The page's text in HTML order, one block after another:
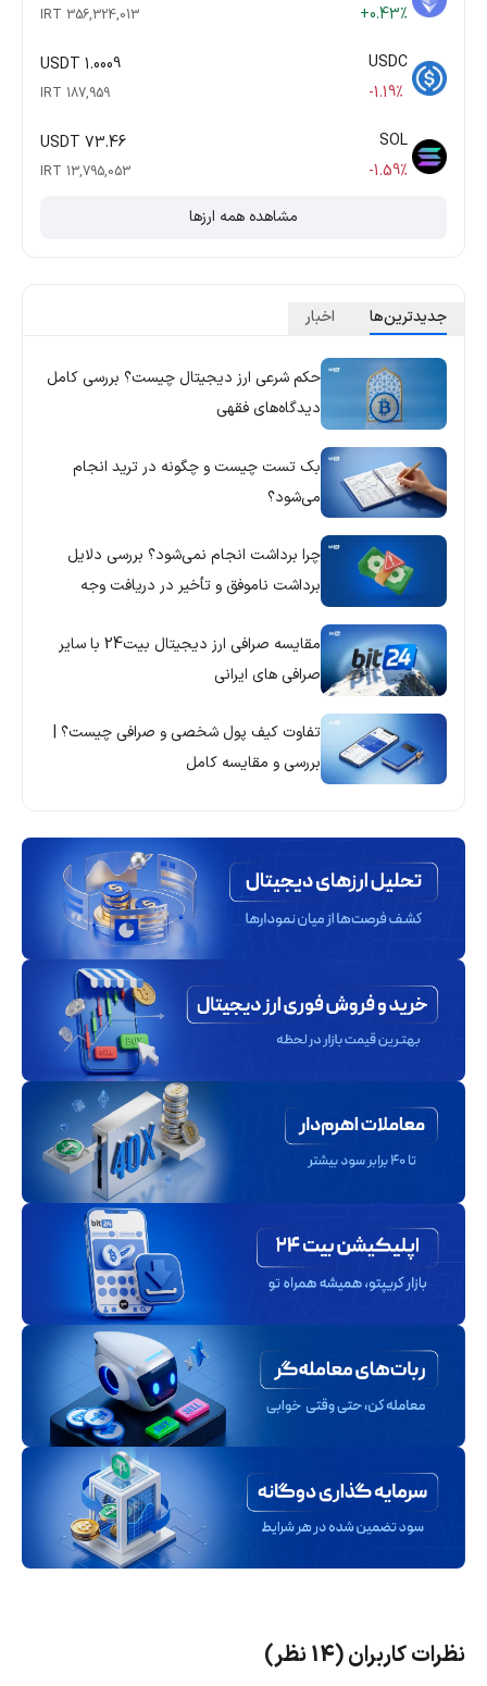
+0.43%
356,324,013 IRT
USDC
-1.19%
1.0009 USDT
187,959 IRT
SOL
-1.59%
73.46 USDT
13,795,053 IRT
مشاهده همه ارزها
جدید‌ترین‌ها اخبار
حکم شرعی ارز دیجیتال چیست؟ بررسی کامل
دیدگاه‌های فقهی
بک تست چیست و چگونه در ترید انجام
می‌شود؟
چرا برداشت انجام نمی‌شود؟ بررسی دلایل
برداشت ناموفق و تأخیر در دریافت وجه
مقایسه صرافی ارز دیجیتال بیت24 با سایر
صرافی های ایرانی
تفاوت کیف پول شخصی و صرافی چیست؟ |
بررسی و مقایسه کامل
نظرات کاربران (14 نظر)